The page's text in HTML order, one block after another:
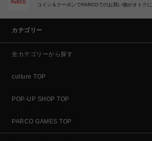
コイン＆クーポンでPARCOでのお買い物がオトクに
カテゴリー
全カテゴリーから探す
culture TOP
POP-UP SHOP TOP
PARCO GAMES TOP